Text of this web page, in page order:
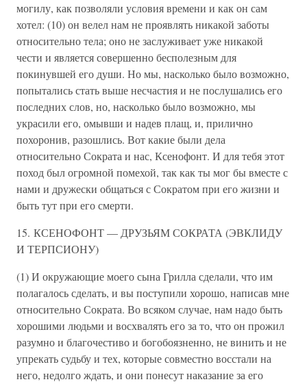
могилу, как позволяли условия времени и как он сам
хотел: (10) он велел нам не проявлять никакой заботы
относительно тела; оно не заслуживает уже никакой
чести и является совершенно бесполезным для
покинувшей его души. Но мы, насколько было возможно,
попытались стать выше несчастия и не послушались его
последних слов, но, насколько было возможно, мы
украсили его, омывши и надев плащ, и, прилично
похоронив, разошлись. Вот какие были дела
относительно Сократа и нас, Ксенофонт. И для тебя этот
поход был огромной помехой, так как ты мог бы вместе с
нами и дружески общаться с Сократом при его жизни и
быть тут при его смерти.
15. КСЕНОФОНТ — ДРУЗЬЯМ СОКРАТА (ЭВКЛИДУ
И ТЕРПСИОНУ)
(1) И окружающие моего сына Грилла сделали, что им
полагалось сделать, и вы поступили хорошо, написав мне
относительно Сократа. Во всяком случае, нам надо быть
хорошими людьми и восхвалять его за то, что он прожил
разумно и благочестиво и богобоязненно, не винить и не
упрекать судьбу и тех, которые совместно восстали на
него, недолго ждать, и они понесут наказание за его